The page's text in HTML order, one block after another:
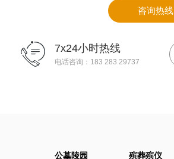
咨询热线
7x24小时热线
电话咨询：183 283 29737
公墓陵园 殡葬殡仪